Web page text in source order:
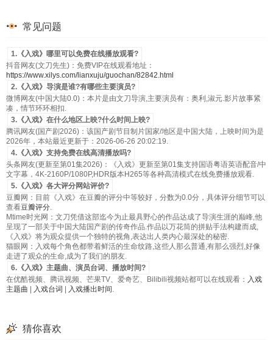
常见问题
1.《入戏》哪里可以免费在线播放观看?
抖音网友(文刀先生)：免费VIP在线观看地址：
https://www.xilys.com/lianxuju/guochan/82842.html
2.《入戏》导演是谁?有哪些主要演员?
微博网友(中国大陆0.0)：本片是由文刀导演,主要演员有：奥利,淑元.影片故事紧
凑，情节环环相扣.
3.《入戏》在什么地区上映?什么时间上映?
腾讯网友(国产剧2026)：该国产剧节目制片国家/地区是中国大陆，上映时间为是
2026年，本站最近更新于：2026-06-26 20:02:19.
4.《入戏》支持免费在线高清播放吗?
头条网友(更新至第01集2026)：《入戏》更新至第01集支持国语粤语英语配音/中
文字幕，4K-2160P/1080P,HDR版本H265等各种高清模式在线免费播放观看.
5.《入戏》各大评分网站评价?
豆瓣网：目前《入戏》在豆瓣的评分中等较好，分数为0.0分，具体评分细节可以
查看豆瓣评分.
Mtime时光网：文刀凭借这部迄今为止最具野心的作品达成了导演生涯的巅峰,他
呈现了一部关于中国大陆国产剧的传奇作品.作品以万花筒的拼贴手法构建而成,
《入戏》将为观众提供一个独特的视角,表达出人类内心最深处的秘密.
猫眼网：入戏每个角色都带着鲜活的生命纹路,这些人那么普通,有那么强烈,好像
走进了观众的生命,成为了我们的朋友.
6.《入戏》主题曲、演员台词、播放时间?
在优酷视频、腾讯视频、芒果TV、爱奇艺、Bilibili视频站都可以在线观看： 入戏
主题曲
入戏台词 入戏播出时间 .
猜你喜欢